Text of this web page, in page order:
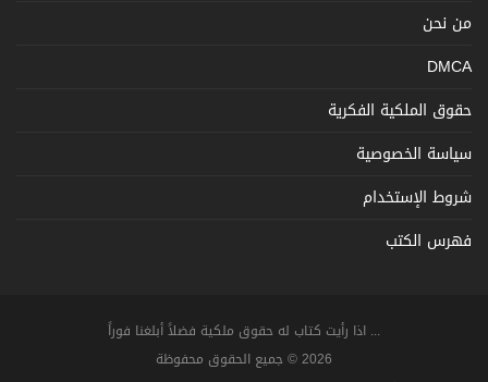
من نحن
DMCA
حقوق الملكية الفكرية
سياسة الخصوصية
شروط الإستخدام
فهرس الكتب
... اذا رأيت كتاب له حقوق ملكية فضلاً أبلغنا فوراً
2026 © جميع الحقوق محفوظة